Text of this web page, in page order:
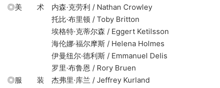
◎美 术 内森·克劳利 / Nathan Crowley
托比·布里顿 / Toby Britton
埃格特·克蒂尔森 / Eggert Ketilsson
海伦娜·福尔摩斯 / Helena Holmes
伊曼纽尔·德利斯 / Emmanuel Delis
罗里·布鲁恩 / Rory Bruen
◎服 装 杰弗里·库兰 / Jeffrey Kurland